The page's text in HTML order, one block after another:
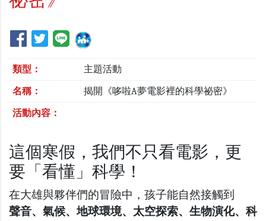
類型： 主題活動
名稱： 揭開《哆啦A夢電影裡的科學祕密》
活動內容：
這個寒假，我們不只看電影，更
要「看懂」科學！
在大雄與夥伴們的冒險中，孩子能自然接觸到
聲音、氣候、地球環境、太空探索、生物演化、科